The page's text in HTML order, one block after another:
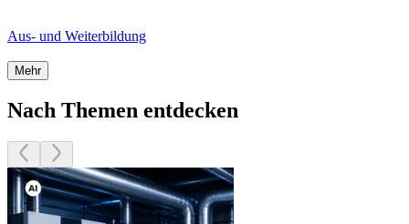
Aus- und Weiterbildung
Mehr
Nach Themen entdecken